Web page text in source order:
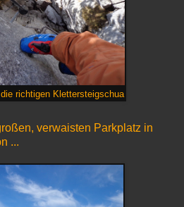
richtigen Klettersteigschua
verwaisten Parkplatz in
...